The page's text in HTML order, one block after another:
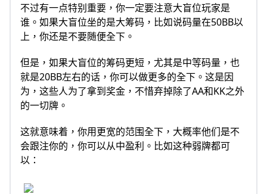
不过有一点特别重要，你一定要注意大盲位玩家是
谁。如果大盲位坐的是大筹码，比如说码量在50BB以
上，你还是不要随便全下。
但是，如果大盲位的筹码更短，尤其是中等码量，也
就是20BB左右的话，你可以做更多的全下。这是因
为，这些人为了拿到奖金，不惜弃掉除了AA和KK之外
的一切牌。
这就意味着，你用更宽的范围全下，大概率他们是不
会跟注你的，你可以从中盈利。比如这种弱牌都可
以：